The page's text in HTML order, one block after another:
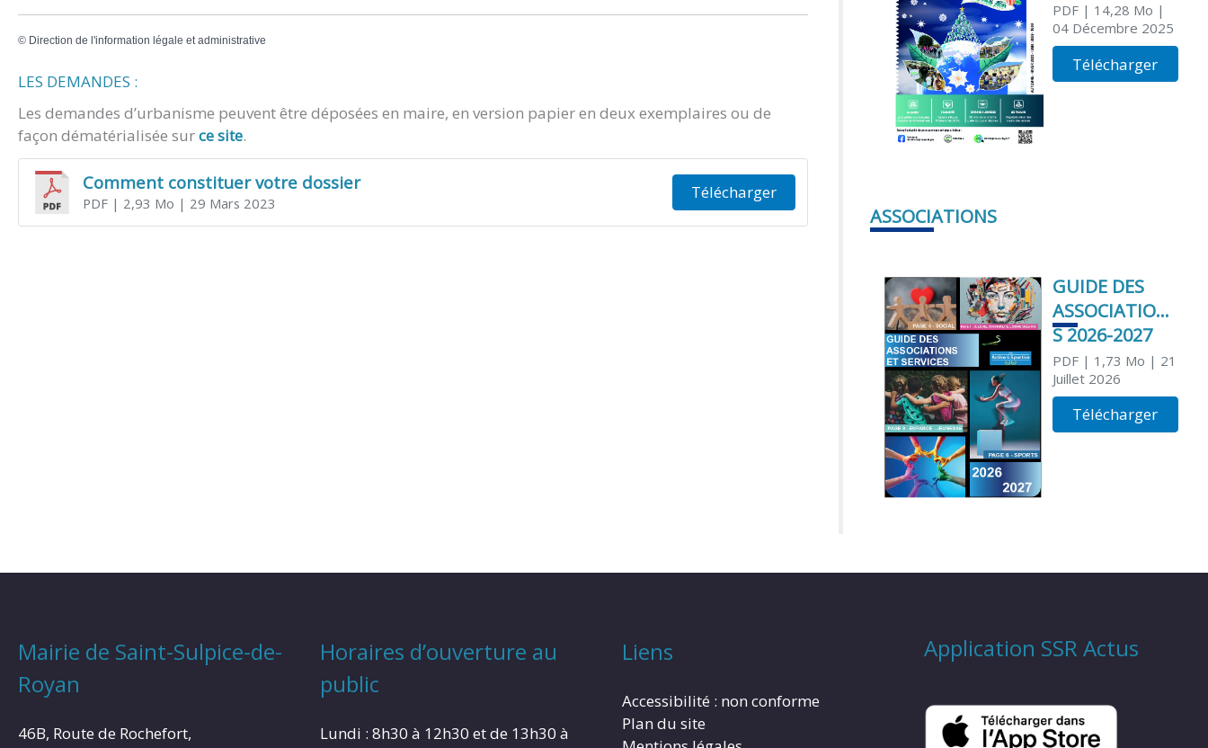
© Direction de l'information légale et administrative
LES DEMANDES :
Les demandes d’urbanisme peuvent être déposées en maire, en version papier en deux exemplaires ou de
façon dématérialisée surce site.
Comment constituer votre dossier
PDF| 2,93 Mo | 29 Mars 2023
Télécharger
PDF| 14,28 Mo |
04 Décembre 2025
Télécharger
ASSOCIATIONS
GUIDE DES
ASSOCIATION
S 2026-2027
PDF| 1,73 Mo | 21
Juillet 2026
Télécharger
Mairie de Saint-Sulpice-de-
Royan
46B, Route de Rochefort,
Horaires d’ouverture au
public
Lundi : 8h30 à 12h30 et de 13h30 à
Liens
Accessibilité : non conforme
Plan du site
Application SSR Actus